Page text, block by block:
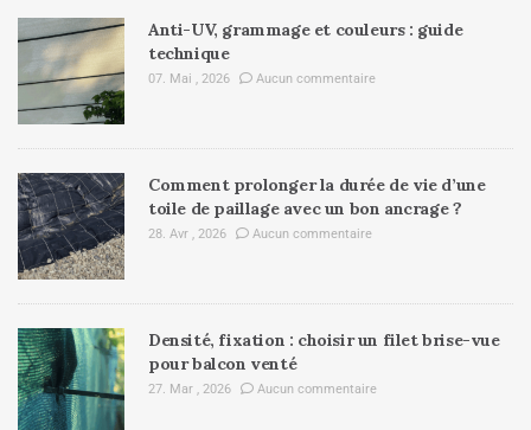
Anti-UV, grammage et couleurs : guide
technique
07. Mai , 2026 Aucun commentaire
Comment prolonger la durée de vie d’une
toile de paillage avec un bon ancrage ?
28. Avr , 2026 Aucun commentaire
Densité, fixation : choisir un filet brise-vue
pour balcon venté
27. Mar , 2026 Aucun commentaire